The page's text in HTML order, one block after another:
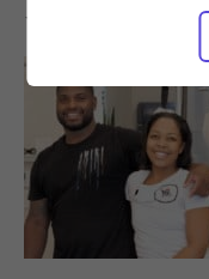
その他のワークア